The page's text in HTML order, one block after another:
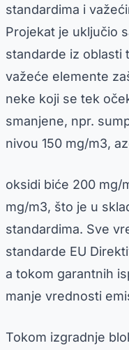
standardima i
Projekat je uključio
standarde iz oblasti
važeće elemente
neke koji se tek
smanjene, npr.
nivou 150 mg/m3,
oksidi biće 200 mg/
mg/m3, što je u
standardima. Sve
standarde EU
a tokom garantnih
manje vrednosti
Tokom izgradnje